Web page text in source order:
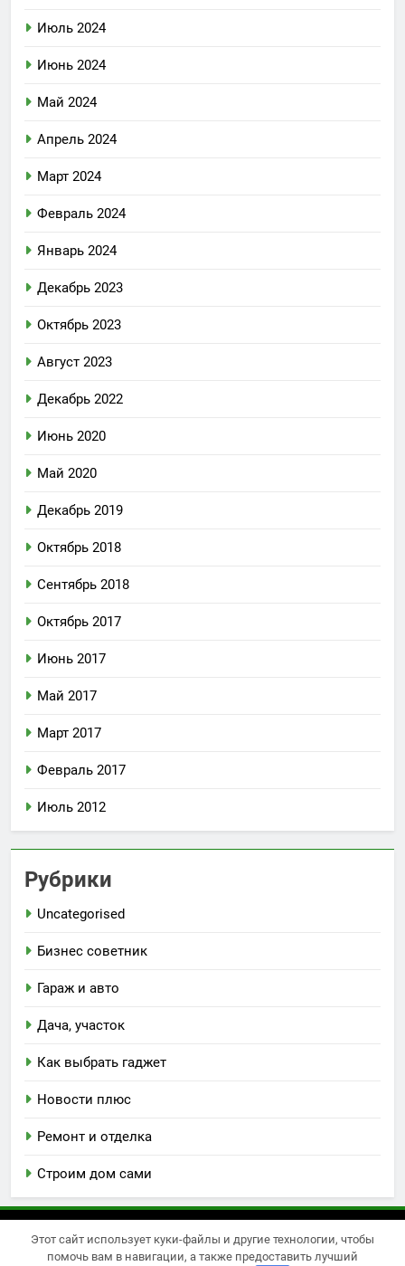
Июль 2024
Июнь 2024
Май 2024
Апрель 2024
Март 2024
Февраль 2024
Январь 2024
Декабрь 2023
Октябрь 2023
Август 2023
Декабрь 2022
Июнь 2020
Май 2020
Декабрь 2019
Октябрь 2018
Сентябрь 2018
Октябрь 2017
Июнь 2017
Май 2017
Март 2017
Февраль 2017
Июль 2012
Рубрики
Uncategorised
Бизнес советник
Гараж и авто
Дача, участок
Как выбрать гаджет
Новости плюс
Ремонт и отделка
Строим дом сами
Newsmatic - новостная тема для WordPress 2026.
Powered ByBlazeThemes.
Этот сайт использует куки-файлы и другие технологии, чтобы
помочь вам в навигации, а также предоставить лучший